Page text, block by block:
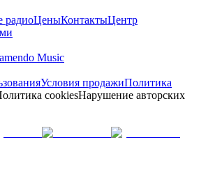
радиоЦеныКонтактыЦентр
Music
Условия продажиПолитика
cookiesНарушение авторских